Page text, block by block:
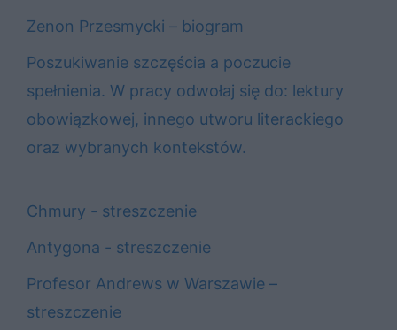
Zenon Przesmycki – biogram
Poszukiwanie szczęścia a poczucie
spełnienia. W pracy odwołaj się do: lektury
obowiązkowej, innego utworu literackiego
oraz wybranych kontekstów.
Chmury - streszczenie
Antygona - streszczenie
Profesor Andrews w Warszawie –
streszczenie